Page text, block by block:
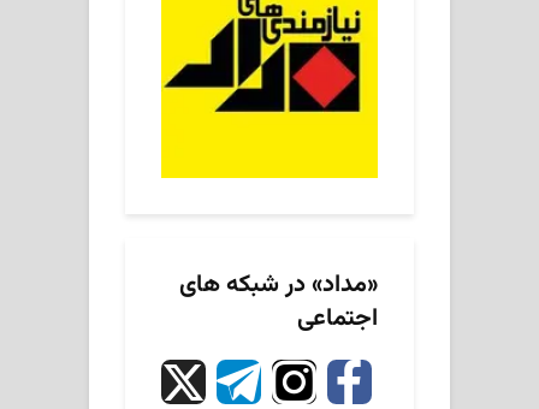
«مداد» در شبکه های
اجتماعی